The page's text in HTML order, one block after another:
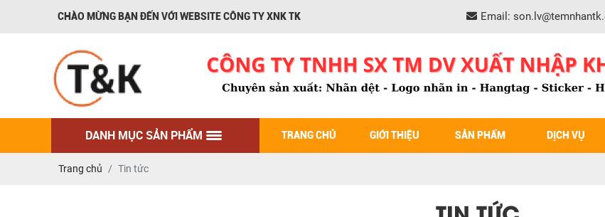
CHÀO MỪNG BẠN ĐẾN VỚI WEBSITE CÔNG TY XNK TK Email:
DANH MỤC SẢN PHẨM TRANG CHỦ GIỚI THIỆU SẢN PHẨM DỊCH VỤ
Trang chủ Tin tức